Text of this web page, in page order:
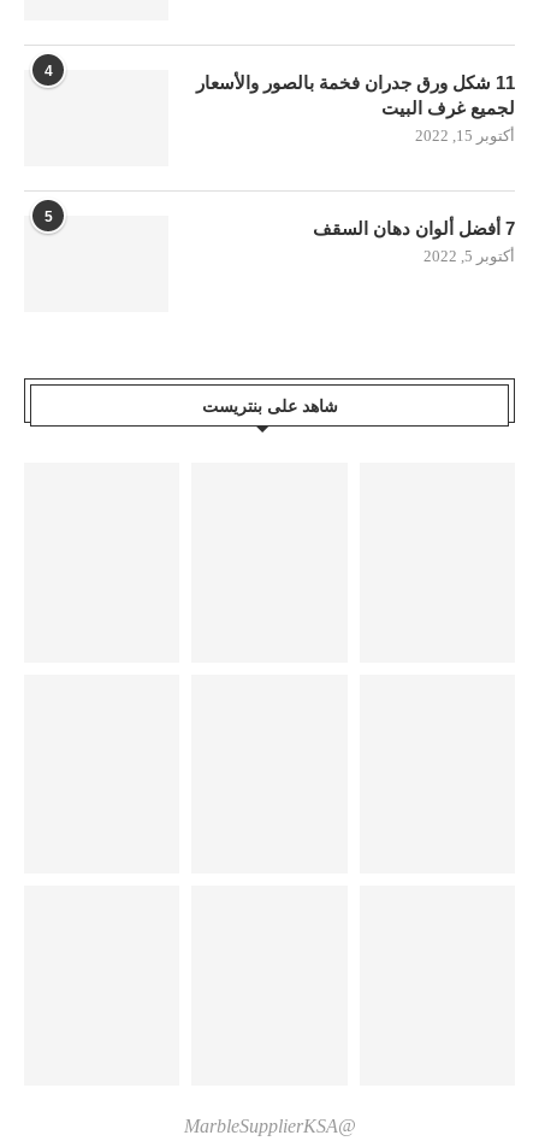
4
11 شكل ورق جدران فخمة بالصور والأسعار
لجميع غرف البيت
أكتوبر 15, 2022
5
7 أفضل ألوان دهان السقف
أكتوبر 5, 2022
شاهد على بنتريست
@MarbleSupplierKSA